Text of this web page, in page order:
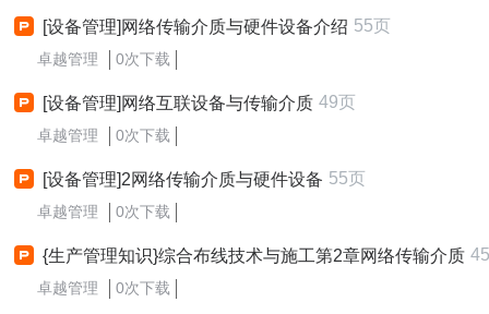
[设备管理]网络传输介质与硬件设备介绍 55页
卓越管理 0次下载
[设备管理]网络互联设备与传输介质 49页
卓越管理 0次下载
[设备管理]2网络传输介质与硬件设备 55页
卓越管理 0次下载
{生产管理知识}综合布线技术与施工第2章网络传输介质
卓越管理 0次下载